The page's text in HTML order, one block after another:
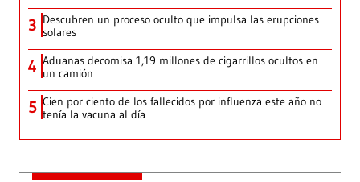
3 Descubren un proceso oculto que impulsa las erupciones
solares
4 Aduanas decomisa 1,19 millones de cigarrillos ocultos en
un camión
5 Cien por ciento de los fallecidos por influenza este año no
tenía la vacuna al día